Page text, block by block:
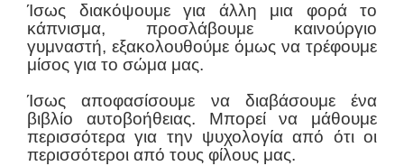
Ίσως διακόψουμε για άλλη μια φορά το
κάπνισμα, προσλάβουμε καινούργιο
γυμναστή, εξακολουθούμε όμως να τρέφουμε
μίσος για το σώμα μας.
Ίσως αποφασίσουμε να διαβάσουμε ένα
βιβλίο αυτοβοήθειας. Μπορεί να μάθουμε
περισσότερα για την ψυχολογία από ότι οι
περισσότεροι από τους φίλους μας.